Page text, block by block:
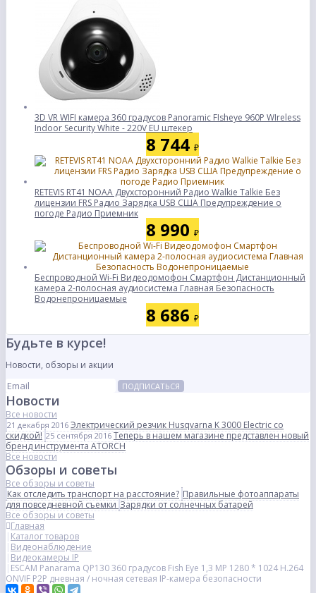
3D VR WIFI камера 360 градусов Panoramic FIsheye 960P WIreless
Indoor Security White - 220V EU штекер
8 744 ₽
RETEVIS RT41 NOAA Двухсторонний Радио Walkie Talkie Без
лицензии FRS Радио Зарядка USB США Предупреждение о
погоде Радио Приемник
8 990 ₽
Беспроводной Wi-Fi Видеодомофон Смартфон Дистанционный
камера 2-полосная аудиосистема Главная Безопасность
Водонепроницаемые
8 686 ₽
Будьте в курсе!
Новости, обзоры и акции
ПОДПИСАТЬСЯ
Новости
Все новости
21 декабря 2016 Электрический резчик Husqvarna K 3000 Electric со
скидкой! 25 сентября 2016 Теперь в нашем магазине представлен новый
бренд инструмента ATORCH
Все новости
Обзоры и советы
Все обзоры и советы
Как отследить транспорт на расстояние? Правильные фотоаппараты
для повседневной съемкиЗарядки от солнечных батарей
Все обзоры и советы
Главная
Каталог товаров
Видеонаблюдение
Видеокамеры IP
ESCAM Panarama QP130 360 градусов Fish Eye 1,3 MP 1280 * 1024 H.264
ONVIF P2P дневная / ночная сетевая IP-камера безопасности